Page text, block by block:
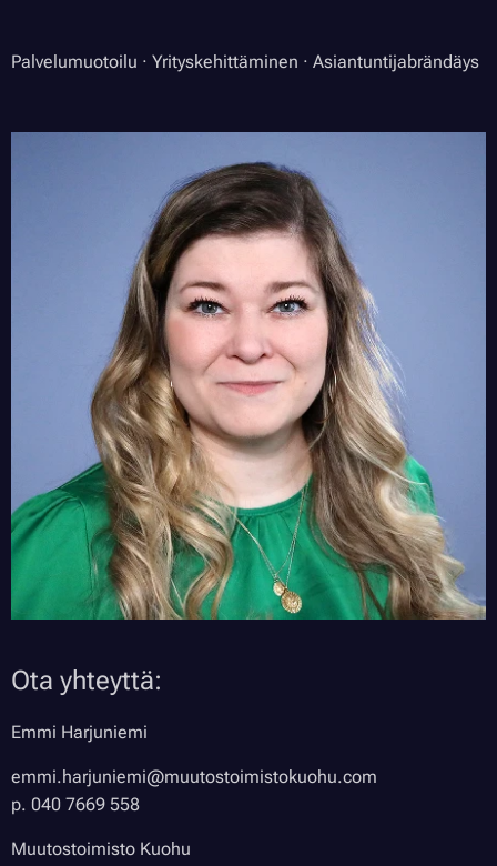
Palvelumuotoilu · Yrityskehittäminen · Asiantuntijabrändäys
Ota yhteyttä:
Emmi Harjuniemi
emmi.harjuniemi@muutostoimistokuohu.com
p. 040 7669 558
Muutostoimisto Kuohu